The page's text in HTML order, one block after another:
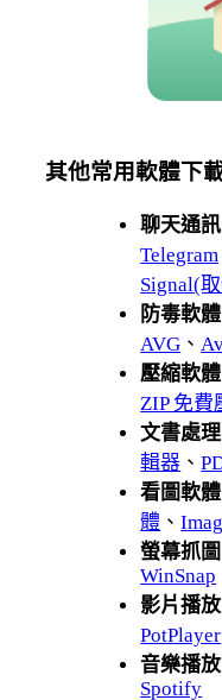
其他常用軟體下
聊天通
Telegram
Signal(
防毒軟
AVG 、
壓縮軟
ZIP 免費
文書處
輯器 、
看圖軟
體 、
螢幕抓圖
WinSnap
影片播
PotPlayer
音樂播
Spotify